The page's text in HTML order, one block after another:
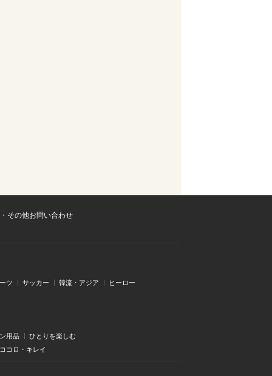
その他お問い合わせ
ツ サッカー 韓流・アジア ヒーロー
用品
ひとりを楽しむ
コロ・キレイ